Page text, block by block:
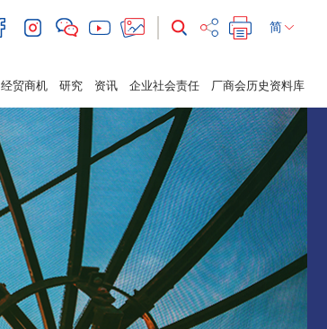
简
经贸商机 研究 资讯 企业社会责任 厂商会历史资料库